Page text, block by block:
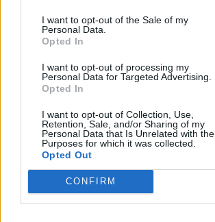
I want to opt-out of the Sale of my
Personal Data.
Opted In
I want to opt-out of processing my
Personal Data for Targeted Advertising.
Opted In
I want to opt-out of Collection, Use,
Retention, Sale, and/or Sharing of my
Personal Data that Is Unrelated with the
Purposes for which it was collected.
Opted Out
CONFIRM
Osmrtnice
Danica Sladič
Cvetko Jeseničnik
Branko Golob
Roman Skale
Ivana Mernik